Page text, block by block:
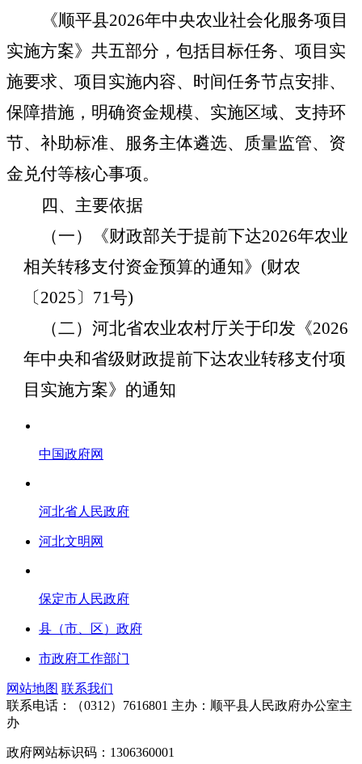
《顺平县2026年中央农业社会化服务项目
实施方案》共五部分，包括目标任务、项目实
施要求、项目实施内容、时间任务节点安排、
保障措施，明确资金规模、实施区域、支持环
节、补助标准、服务主体遴选、质量监管、资
金兑付等核心事项。
四、主要依据
（一）《财政部关于提前下达2026年农业
相关转移支付资金预算的通知》(财农
〔2025〕71号)
（二） 河北省农业农村厅关于印发《2026
年中央和省级财政提前下达农业转移支付项
目实施方案》的通知
中国政府网
河北省人民政府
河北文明网
保定市人民政府
县（市、区）政府
市政府工作部门
网站地图 联系我们
联系电话：（0312）7616801 主办：顺平县人民政府办公室主
办
政府网站标识码：1306360001